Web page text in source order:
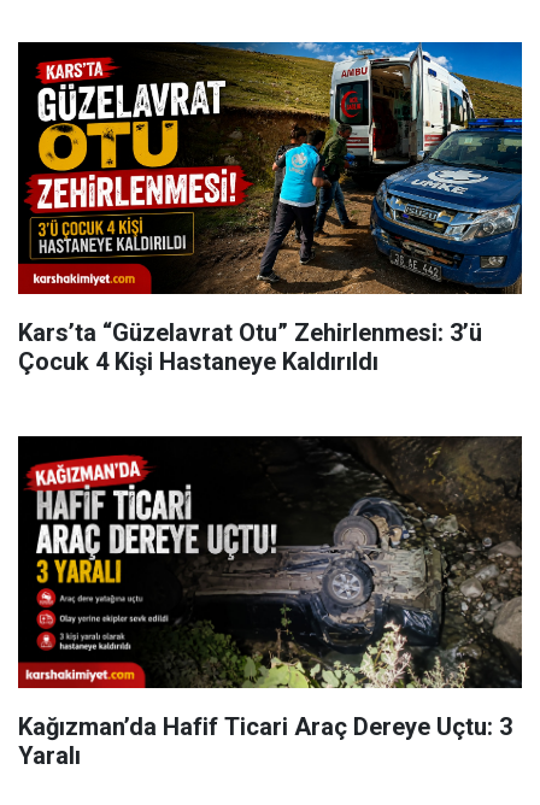
Kars’ta “Güzelavrat Otu” Zehirlenmesi: 3’ü
Çocuk 4 Kişi Hastaneye Kaldırıldı
Kağızman’da Hafif Ticari Araç Dereye Uçtu: 3
Yaralı